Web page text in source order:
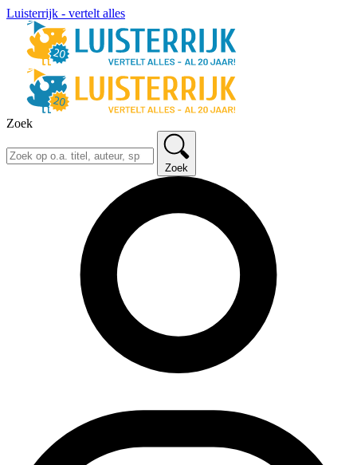
Luisterrijk - vertelt alles
Zoek
Zoek